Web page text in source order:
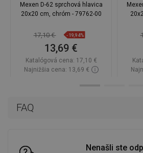
FAQ
Nenašli ste
Mexen D-62 sprchová hlavica
20x20 cm, chróm - 79762-00
17,10 € -19,94%
13,69 €
Katalógová cena: 17,10 €
Najnižšia cena: 13,69 €